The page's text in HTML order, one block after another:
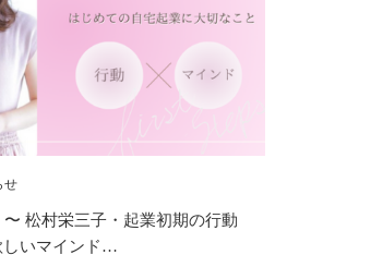
せ
〜 松村栄三子・起業初期の行動
しいマインド…